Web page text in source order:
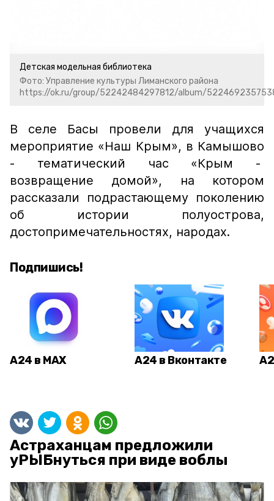
Детская модельная библиотека
Фото: Управление культуры Лиманского района
https://ok.ru/group/52242484297812/album/
В селе Басы провели для учащихся
мероприятие «Наш Крым», в Камышово
- тематический час «Крым -
возвращение домой», на котором
рассказали подрастающему поколению
об истории полуострова,
достопримечательностях, народах.
Подпишись!
А24 в MAX А24 в Вконтакте
Астраханцам предложили
уРЫБнуться при виде воблы